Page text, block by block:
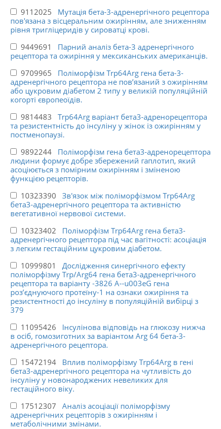
9112025 Мутація бета-3-адренергічного рецептора
пов'язана з вісцеральним ожирінням, але зниженням
рівня тригліцеридів у сироватці крові.
9449691 Парний аналіз бета-3 адренергічного
рецептора та ожиріння у мексиканських американців.
9709965 Поліморфізм Trp64Arg гена бета-3-
адренергічного рецептора не пов’язаний з ожирінням
або цукровим діабетом 2 типу у великій популяційній
когорті європеоїдів.
9814483 Trp64Arg варіант бета3-адренорецептора
та резистентність до інсуліну у жінок із ожирінням у
постменопаузі.
9892244 Поліморфізм гена бета3-адренорецептора
людини формує добре збережений гаплотип, який
асоціюється з помірним ожирінням і зміненою
функцією рецепторів.
10323390 Зв'язок між поліморфізмом Trp64Arg
бета3-адренергічного рецептора та активністю
вегетативної нервової системи.
10323402 Поліморфізм Trp64Arg гена бета3-
адренергічного рецептора під час вагітності: асоціація
з легким гестаційним цукровим діабетом.
10999801 Дослідження синергічного ефекту
поліморфізму Trp/Arg64 гена бета3-адренергічного
рецептора та варіанту -3826 A--u003eG гена
роз’єднуючого протеїну-1 на ознаки ожиріння та
резистентності до інсуліну в популяційній вибірці з
379
11095426 Інсулінова відповідь на глюкозу нижча
в осіб, гомозиготних за варіантом Arg 64 бета-3-
адренергічного рецептора.
15472194 Вплив поліморфізму Trp64Arg в гені
бета3-адренергічного рецептора на чутливість до
інсуліну у новонароджених невеликих для
гестаційного віку.
17512307 Аналіз асоціації поліморфізму
адренергічних рецепторів з ожирінням і
метаболічними змінами.